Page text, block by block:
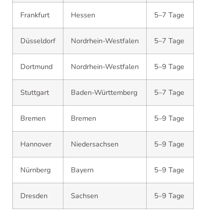
Frankfurt Hessen 5–7 Tage
Düsseldorf Nordrhein-Westfalen 5–7 Tage
Dortmund Nordrhein-Westfalen 5–9 Tage
Stuttgart Baden-Württemberg 5–7 Tage
Bremen Bremen 5–9 Tage
Hannover Niedersachsen 5–9 Tage
Nürnberg Bayern 5–9 Tage
Dresden Sachsen 5–9 Tage